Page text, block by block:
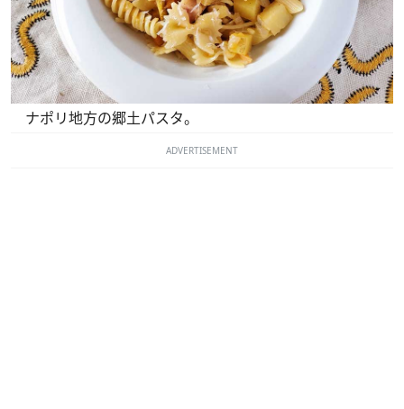
ナポリ地方の郷土パスタ。
ADVERTISEMENT